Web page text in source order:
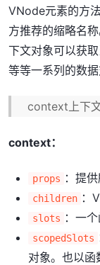
VNode元素的方
方推荐的缩略名
下文对象可以获
等等一系列的数据
context上下
context：
props ：提
children ：
slots ：一
scopedSlots
对象。也以函